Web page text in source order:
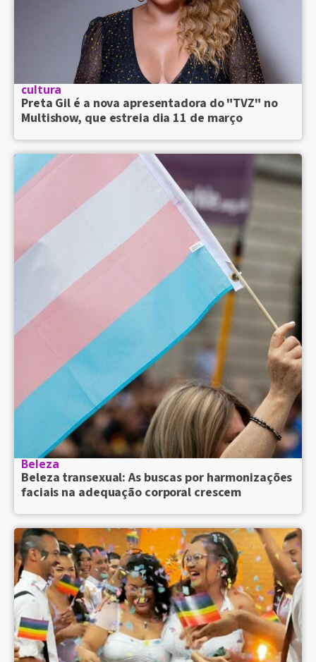
cultura
Preta Gil é a nova apresentadora do "TVZ" no
Multishow, que estreia dia 11 de março
Beleza
Beleza transexual: As buscas por harmonizações
faciais na adequação corporal crescem